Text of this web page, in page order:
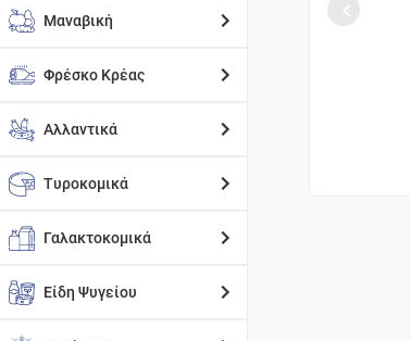
Μαναβική
Φρέσκο Κρέας
Αλλαντικά
Τυροκομικά
Γαλακτοκομικά
Είδη Ψυγείου